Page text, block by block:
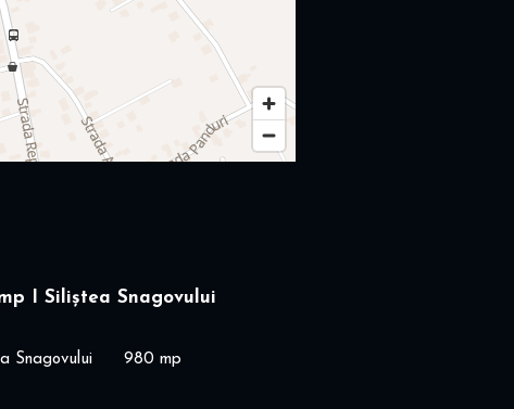
I Siliștea Snagovului
Snagovului 980 mp